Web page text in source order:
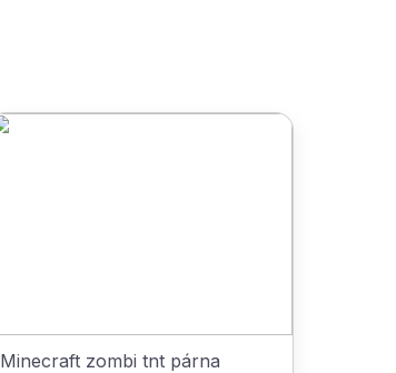
Minecraft zombi tnt párna